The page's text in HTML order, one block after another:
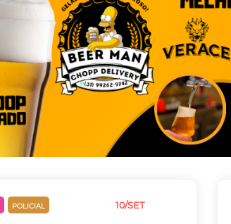
POLICIAL 10/SET